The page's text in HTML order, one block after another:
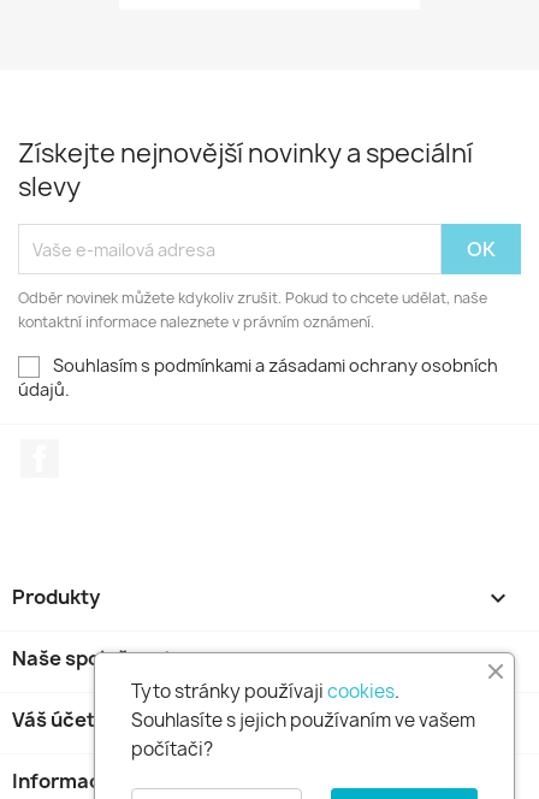
Získejte nejnovější novinky a speciální
slevy
Odběr novinek můžete kdykoliv zrušit. Pokud to chcete udělat, naše
kontaktní informace naleznete v právním oznámení.
Souhlasím s podmínkami a zásadami ochrany osobních
údajů.
Produkty 
Naše společnost 
Váš účet
Informace o obchodu
Tyto stránky používajicookies.
Souhlasíte s jejich používaním ve vašem
počítači?